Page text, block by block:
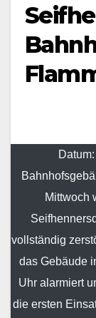
Mittwoch
vollständig
das Gebäude
Uhr alarmiert
die ersten